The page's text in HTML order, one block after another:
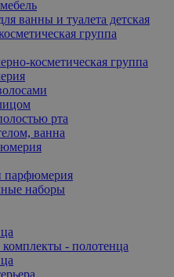
ванны и туалета детская
группа
косметическая группа
рта
ванна
парфюмерия
наборы
- полотенца